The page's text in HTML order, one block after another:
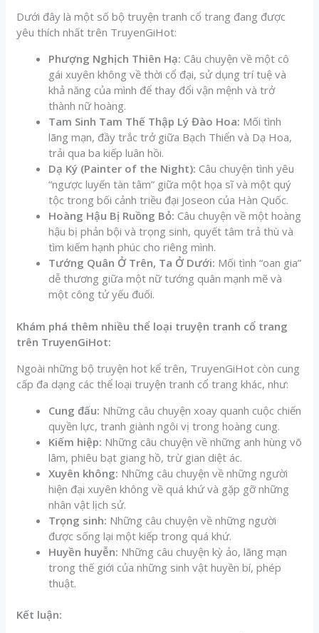
Dưới đây là một số bộ truyện tranh cổ trang đang được
yêu thích nhất trên TruyenGiHot:
Phượng Nghịch Thiên Hạ: Câu chuyện về một cô
gái xuyên không về thời cổ đại, sử dụng trí tuệ và
khả năng của mình để thay đổi vận mệnh và trở
thành nữ hoàng.
Tam Sinh Tam Thế Thập Lý Đào Hoa: Mối tình
lãng mạn, đầy trắc trở giữa Bạch Thiển và Dạ Hoa,
trải qua ba kiếp luân hồi.
Dạ Ký (Painter of the Night): Câu chuyện tình yêu
“ngược luyến tàn tâm” giữa một họa sĩ và một quý
tộc trong bối cảnh triều đại Joseon của Hàn Quốc.
Hoàng Hậu Bị Ruồng Bỏ: Câu chuyện về một hoàng
hậu bị phản bội và trọng sinh, quyết tâm trả thù và
tìm kiếm hạnh phúc cho riêng mình.
Tướng Quân Ở Trên, Ta Ở Dưới: Mối tình “oan gia”
dễ thương giữa một nữ tướng quân mạnh mẽ và
một công tử yếu đuối.
Khám phá thêm nhiều thể loại truyện tranh cổ trang
trên TruyenGiHot:
Ngoài những bộ truyện hot kể trên, TruyenGiHot còn cung
cấp đa dạng các thể loại truyện tranh cổ trang khác, như:
Cung đấu: Những câu chuyện xoay quanh cuộc chiến
quyền lực, tranh giành ngôi vị trong hoàng cung.
Kiếm hiệp: Những câu chuyện về những anh hùng võ
lâm, phiêu bạt giang hồ, trừ gian diệt ác.
Xuyên không: Những câu chuyện về những người
hiện đại xuyên không về quá khứ và gặp gỡ những
nhân vật lịch sử.
Trọng sinh: Những câu chuyện về những người
được sống lại một kiếp trong quá khứ.
Huyền huyễn: Những câu chuyện kỳ ảo, lãng mạn
trong thế giới của những sinh vật huyền bí, phép
thuật.
Kết luận: